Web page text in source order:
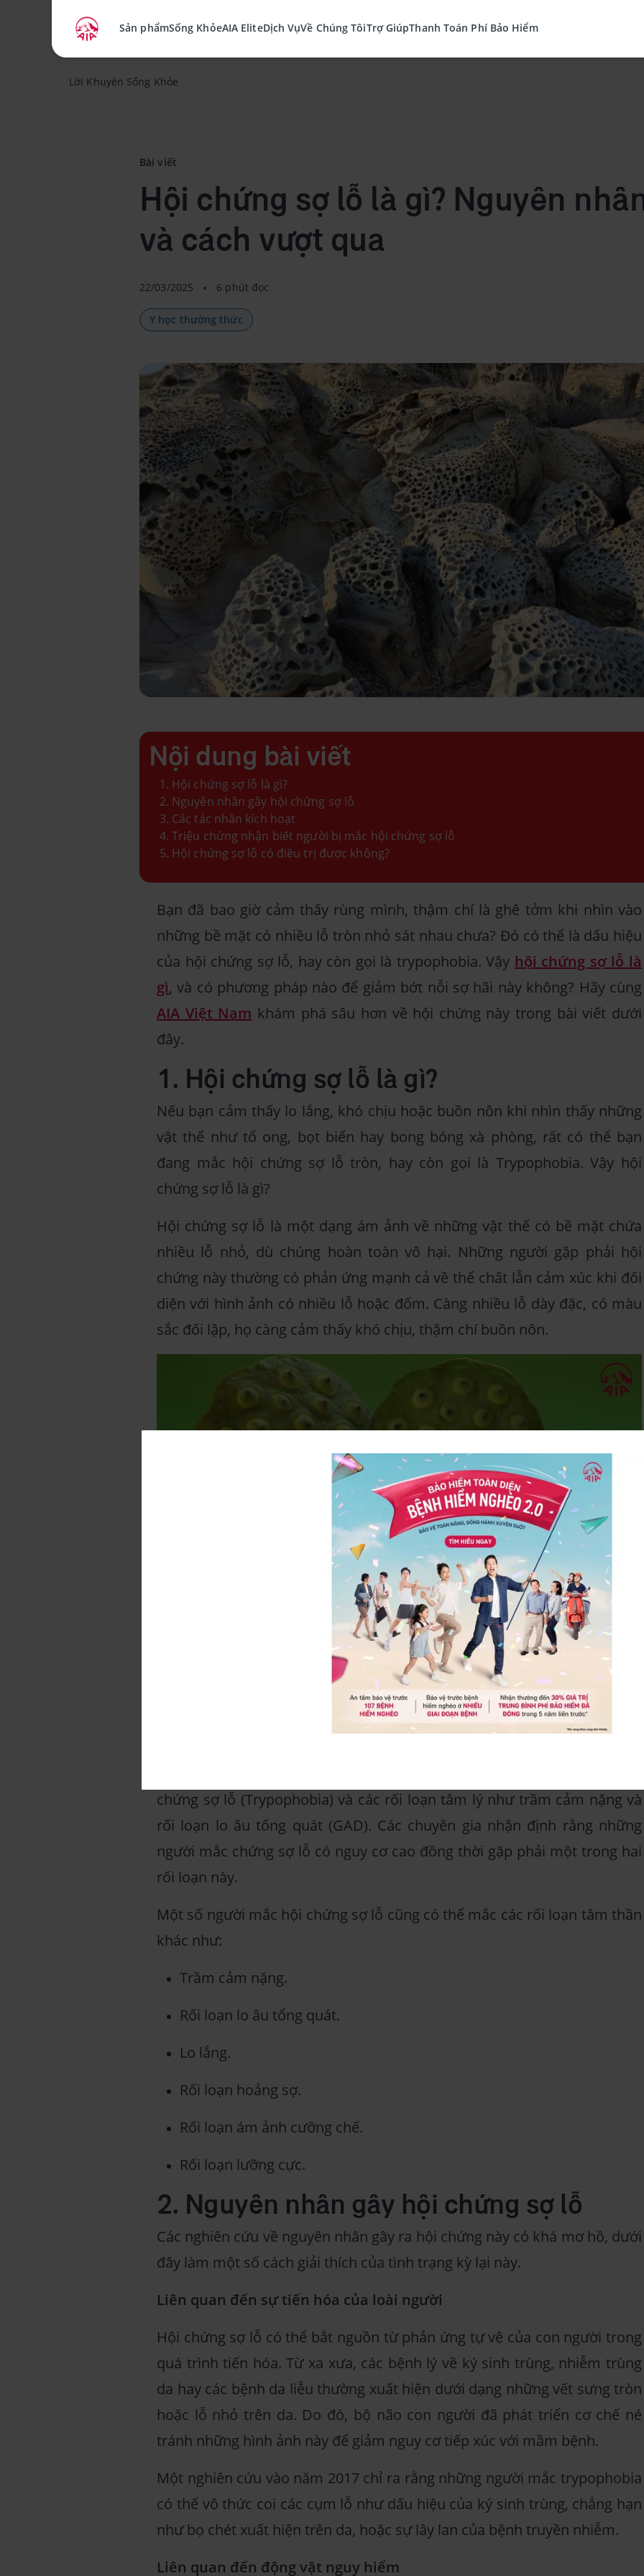
Sản phẩmSống KhỏeAIA EliteDịch VụVề Chúng TôiTrợ GiúpThanh Toán Phí Bảo Hiểm
Lời Khuyên Sống Khỏe
Bài viết
Hội chứng sợ lỗ là gì? Nguyên
và cách vượt qua
22/03/2025 6 phút đọc
Y học thường thức
Nội dung bài viết
Hội chứng sợ lỗ là gì?
Nguyên nhân gây hội chứng sợ lỗ
Các tác nhân kích hoạt
Triệu chứng nhận biết người bị mắc hội chứng sợ lỗ
Hội chứng sợ lỗ có điều trị được không?
Bạn đã bao giờ cảm thấy rùng mình, thậm chí là ghê tởm khi nhìn vào
những bề mặt có nhiều lỗ tròn nhỏ sát nhau chưa? Đó có thể là dấu hiệu
của hội chứng sợ lỗ, hay còn gọi là trypophobia. Vậy hội chứng sợ lỗ là
gì, và có phương pháp nào để giảm bớt nỗi sợ hãi này không? Hãy cùng
AIA Việt Nam khám phá sâu hơn về hội chứng này trong bài viết dưới
đây.
1. Hội chứng sợ lỗ là gì?
Nếu bạn cảm thấy lo lắng, khó chịu hoặc buồn nôn khi nhìn thấy những
vật thể như tổ ong, bọt biển hay bong bóng xà phòng, rất có thể bạn
đang mắc hội chứng sợ lỗ tròn, hay còn gọi là Trypophobia. Vậy hội
chứng sợ lỗ là gì?
Hội chứng sợ lỗ là một dạng ám ảnh về những vật thể có bề mặt chứa
nhiều lỗ nhỏ, dù chúng hoàn toàn vô hại. Những người gặp phải hội
chứng này thường có phản ứng mạnh cả về thể chất lẫn cảm xúc khi đối
diện với hình ảnh có nhiều lỗ hoặc đốm. Càng nhiều lỗ dày đặc, có màu
sắc đối lập, họ càng cảm thấy khó chịu, thậm chí buồn nôn.
Hội chứng sợ lỗ là một dạng ám ảnh về những vật thể có bề mặt chứa
nhiều lỗ nhỏ
Trypophobia có xu hướng xuất hiện ở nữ giới nhiều hơn nam giới. Một
nghiên cứu chỉ ra rằng khoảng 25% số người mắc hội chứng này có người
thân cũng gặp tình trạng tương tự.
chứng sợ lỗ (Trypophobia) và các rối loạn tâm lý như trầm cảm nặng và
rối loạn lo âu tổng quát (GAD). Các chuyên gia nhận định rằng những
người mắc chứng sợ lỗ có nguy cơ cao đồng thời gặp phải một trong hai
rối loạn này.
Một số người mắc hội chứng sợ lỗ cũng có thể mắc các rối loạn tâm thần
khác như:
Trầm cảm nặng.
Rối loạn lo âu tổng quát.
Lo lắng.
Rối loạn hoảng sợ.
Rối loạn ám ảnh cưỡng chế.
Rối loạn lưỡng cực.
2. Nguyên nhân gây hội chứng sợ lỗ
Các nghiên cứu về nguyên nhân gây ra hội chứng này có khá mơ hồ, dưới
đây làm một số cách giải thích của tình trạng kỳ lại này.
Liên quan đến sự tiến hóa của loài người
Hội chứng sợ lỗ có thể bắt nguồn từ phản ứng tự vệ của con người trong
quá trình tiến hóa. Từ xa xưa, các bệnh lý về ký sinh trùng, nhiễm trùng
da hay các bệnh da liễu thường xuất hiện dưới dạng những vết sưng tròn
hoặc lỗ nhỏ trên da. Do đó, bộ não con người đã phát triển cơ chế né
tránh những hình ảnh này để giảm nguy cơ tiếp xúc với mầm bệnh.
Một nghiên cứu vào năm 2017 chỉ ra rằng những người mắc trypophobia
có thể vô thức coi các cụm lỗ như dấu hiệu của ký sinh trùng, chẳng hạn
như bọ chét xuất hiện trên da, hoặc sự lây lan của bệnh truyền nhiễm.
Liên quan đến động vật nguy hiểm